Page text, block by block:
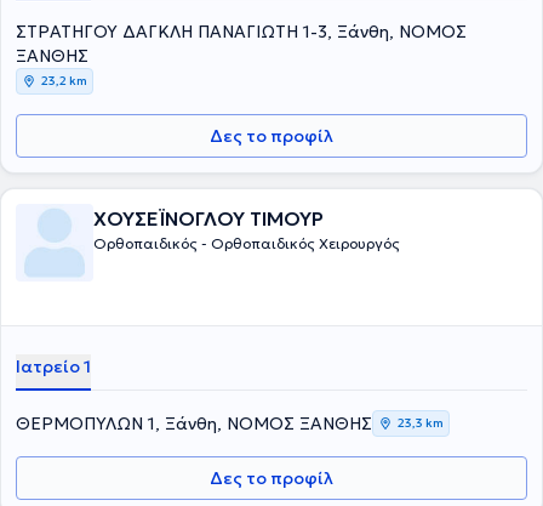
ΣΤΡΑΤΗΓΟΥ ΔΑΓΚΛΗ ΠΑΝΑΓΙΩΤΗ 1-3, Ξάνθη, ΝΟΜΟΣ
ΞΑΝΘΗΣ
23,2 km
Δες το προφίλ
ΧΟΥΣΕΪΝΟΓΛΟΥ ΤΙΜΟΥΡ
Ορθοπαιδικός - Ορθοπαιδικός Χειρουργός
Ιατρείο 1
ΘΕΡΜΟΠΥΛΩΝ 1, Ξάνθη, ΝΟΜΟΣ ΞΑΝΘΗΣ 23,3 km
Δες το προφίλ